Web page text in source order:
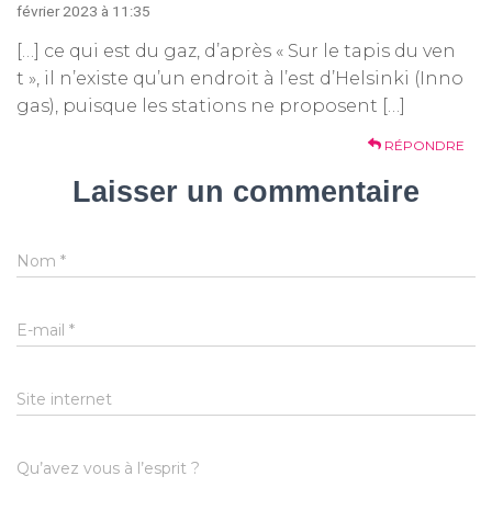
février 2023 à 11:35
[…] ce qui est du gaz, d’après « Sur le tapis du ven
t », il n’existe qu’un endroit à l’est d’Helsinki (Inno
gas), puisque les stations ne proposent […]
RÉPONDRE
Laisser un commentaire
Nom *
E-mail *
Site internet
Qu’avez vous à l’esprit ?